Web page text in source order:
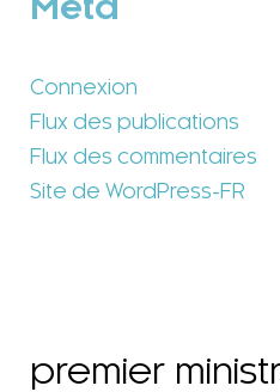
Méta
Connexion
Flux des publications
Flux des commentaires
Site de WordPress-FR
premier